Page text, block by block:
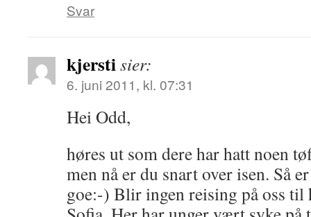
Svar
kjerstisier:
6. juni 2011, kl. 07:31
Hei Odd,
høres ut som dere har hatt noen
men nå er du snart over isen. Så
goe:-) Blir ingen reising på oss til